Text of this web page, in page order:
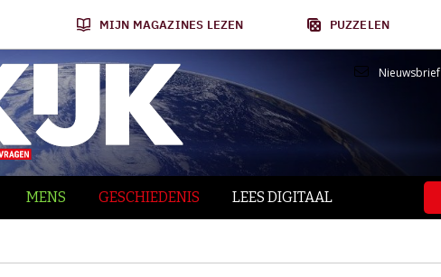
MIJN MAGAZINES LEZEN PUZZELEN
Nieuwsbrief
MENS GESCHIEDENIS LEES DIGITAAL